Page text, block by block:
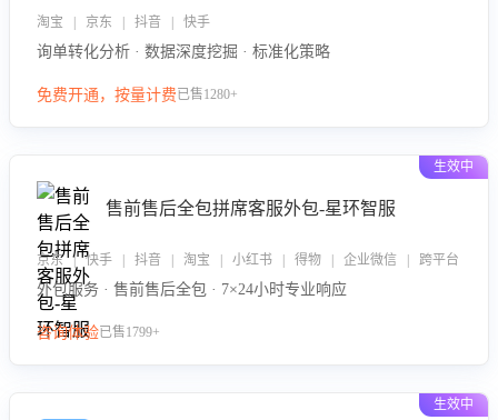
淘宝 | 京东 | 抖音 | 快手
询单转化分析 · 数据深度挖掘 · 标准化策略
免费开通，按量计费已售1280+
生效中
售前售后全包拼席客服外包-星环智服
京东 | 快手 | 抖音 | 淘宝 | 小红书 | 得物 | 企业微信 | 跨平台
外包服务 · 售前售后全包 · 7×24小时专业响应
咨询体验已售1799+
生效中